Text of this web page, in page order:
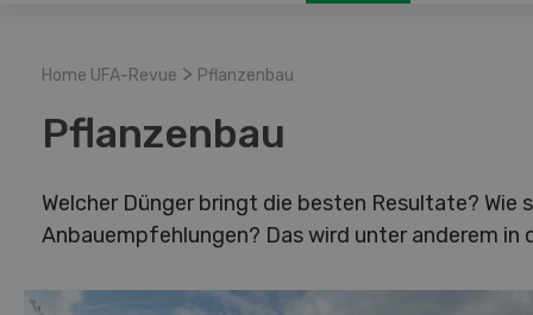
Home UFA-Revue > Pflanzenbau
Pflanzenbau
Welcher Dünger bringt die besten Resultate?
Anbauempfehlungen? Das wird unter anderem in